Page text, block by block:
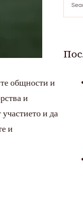
общности и
и
и да
и
for: